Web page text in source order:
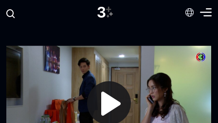
Play